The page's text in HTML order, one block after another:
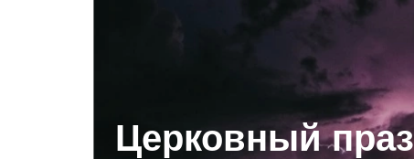
Церковный